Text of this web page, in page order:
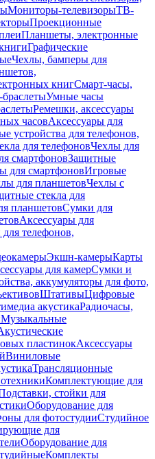
Мониторы-телевизорыТВ-
Проекционные
Планшеты, электронные
Графические
Чехлы, бамперы для
книгСмарт-часы,
Умные часы
Ремешки, аксессуары
часовАксессуары для
устройства для телефонов,
для телефоновЧехлы для
смартфоновЗащитные
для смартфоновИгровые
для планшетовЧехлы с
стекла для
планшетовСумки для
Аксессуары для
телефонов,
Экшн-камерыКарты
для камерСумки и
аккумуляторы для фото,
ШтативыЦифровые
акустикаРадиочасы,
Музыкальные
пластинокАксессуары
Виниловые
Трансляционные
Комплектующие для
стойки для
Оборудование для
для фотостудииСтудийное
для
Оборудование для
Комплекты